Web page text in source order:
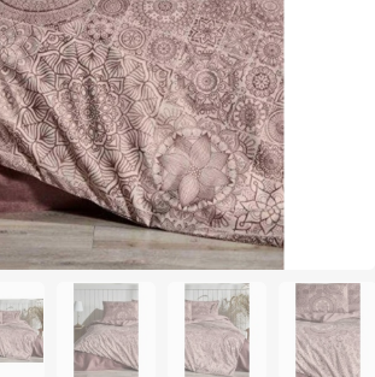
Kişisel Bakım
Züccaciye
Ev Tekstili
Çocuk Gereçleri
Motorsikletler
Isıtma ve Soğutma